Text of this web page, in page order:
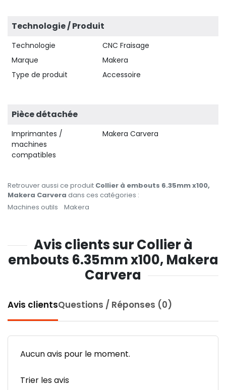
Technologie / Produit
Technologie
CNC Fraisage
Marque
Makera
Type de produit
Accessoire
Pièce détachée
Imprimantes /
machines
compatibles
Makera Carvera
Retrouver aussi ce produit Collier à embouts 6.35mm x100,
Makera Carvera dans ces catégories :
Machines outils
Makera
Avis clients sur Collier à
embouts 6.35mm x100, Makera
Carvera
Avis clientsQuestions / Réponses (0)
Aucun avis pour le moment.
Trier les avis